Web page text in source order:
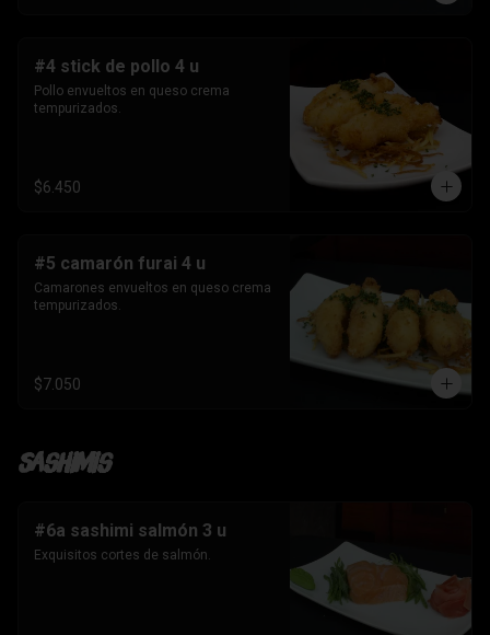
#4 stick de pollo 4 u
Pollo envueltos en queso crema
tempurizados.
$6.450
#5 camarón furai 4 u
Camarones envueltos en queso crema
tempurizados.
$7.050
Sashimis
#6a sashimi salmón 3 u
Exquisitos cortes de salmón.